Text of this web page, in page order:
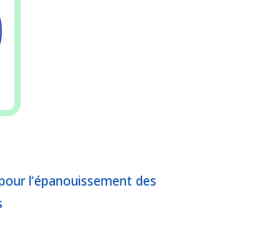
l’épanouissement des